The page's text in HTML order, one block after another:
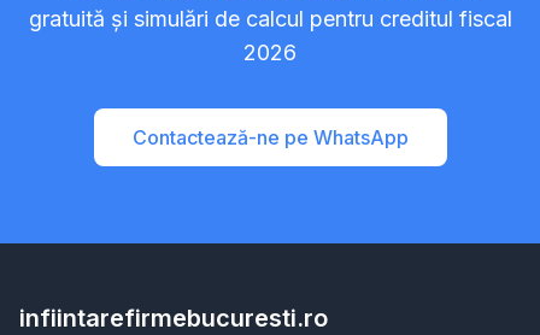
gratuită și simulări de calcul pentru creditul fiscal
2026
Contactează-ne pe WhatsApp
infiintarefirmebucuresti.ro